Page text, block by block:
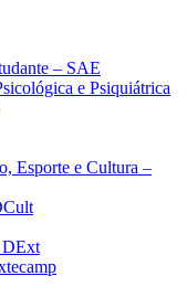
– SAE
e Psiquiátrica
Esporte e Cultura –
DExt